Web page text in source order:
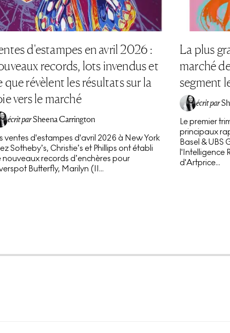
d'estampes en avril 2026 :
records, lots invendus et
que révèlent les résultats sur la
vers le marché
écrit parSheena Carrington
ventes d'estampes d'avril 2026 à New York
Sotheby’s, Christie’s et Phillips ont établi
nouveaux records d’enchères pour
Butterfly, Marilyn (II...
La plus
marché
segment
écrit par
Le premier
principaux
Basel & UBS
l'Intelligence
d'Artprice...